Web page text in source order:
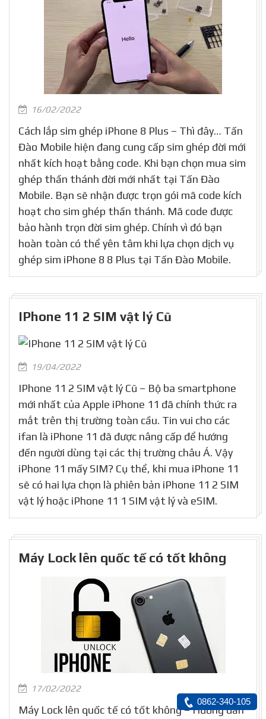
16/02/2022
Cách lắp sim ghép iPhone 8 Plus – Thì đây… Tấn
Đào Mobile hiện đang cung cấp sim ghép đời mới
nhất kích hoạt bằng code. Khi bạn chọn mua sim
ghép thần thánh đời mới nhất tại Tấn Đào
Mobile. Bạn sẽ nhận được trọn gói mã code kích
hoạt cho sim ghép thần thánh. Mã code được
bảo hành trọn đời sim ghép. Chính vì đó bạn
hoàn toàn có thể yên tâm khi lựa chọn dịch vụ
ghép sim iPhone 8 8 Plus tại Tấn Đào Mobile.
IPhone 11 2 SIM vật lý Cũ
19/04/2022
IPhone 11 2 SIM vật lý Cũ – Bộ ba smartphone
mới nhất của Apple iPhone 11 đã chính thức ra
mắt trên thị trường toàn cầu. Tin vui cho các
ifan là iPhone 11 đã được nâng cấp để hướng
đến người dùng tại các thị trường châu Á. Vậy
iPhone 11 mấy SIM? Cụ thể, khi mua iPhone 11
sẽ có hai lựa chọn là phiên bản iPhone 11 2 SIM
vật lý hoặc iPhone 11 1 SIM vật lý và eSIM.
Máy Lock lên quốc tế có tốt không
17/02/2022
Máy Lock lên quốc tế có tốt không – Hướng dẫn
0862-340-105